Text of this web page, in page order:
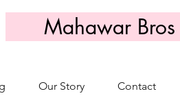
Mahawar Bros
Our Story Contact